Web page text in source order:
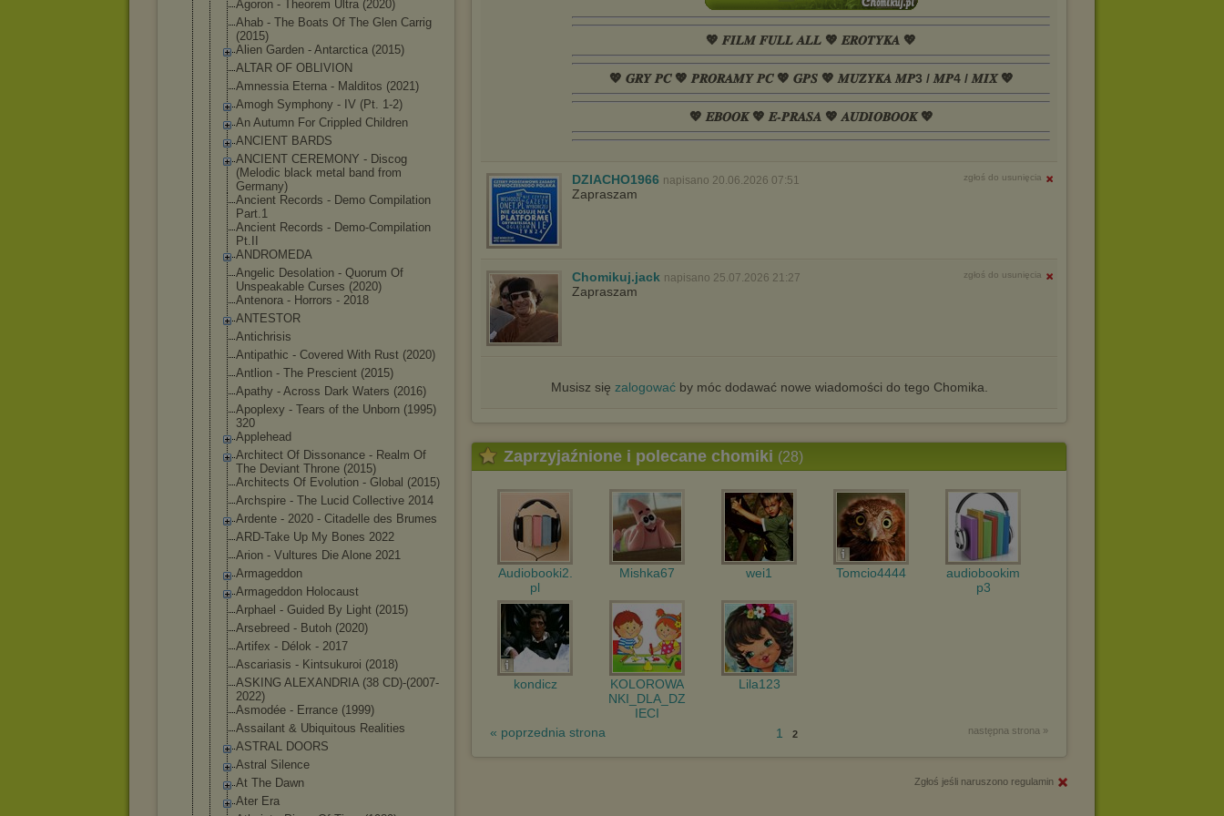
Agoron - Theorem Ultra (2020)
Ahab - The Boats Of The Glen Carrig
(2015)
Alien Garden - Antarctica (2015)
ALTAR OF OBLIVION
Amnessia Eterna - Malditos (2021)
Amogh Symphony - IV (Pt. 1-2)
An Autumn For Crippled Children
ANCIENT BARDS
ANCIENT CEREMONY - Discog
(Melodic black metal band from
Germany)
Ancient Records - Demo Compilation
Part.1
Ancient Records - Demo-Compil ation
Pt.II
ANDROMEDA
Angelic Desolation - Quorum Of
Unspeakable Curses (2020)
Antenora - Horrors - 2018
ANTESTOR
Antichrisis
Antipathic - Covered With Rust (2020)
Antlion - The Prescient (2015)
Apathy - Across Dark Waters (2016)
Apoplexy - Tears of the Unborn (1995)
320
Applehead
Architect Of Dissonance - Realm Of
The Deviant Throne (2015)
Architects Of Evolution - Global (2015)
Archspire - The Lucid Collective 2014
Ardente - 2020 - Citadelle des Brumes
ARD-Take Up My Bones 2022
Arion - Vultures Die Alone 2021
Armageddon
Armageddon Holocaust
Arphael - Guided By Light (2015)
Arsebreed - Butoh (2020)
Artifex - Délok - 2017
Ascariasis - Kintsukuroi (2018)
ASKING ALEXANDRIA (38 CD)-(2007-
2022)
Asmodée - Errance (1999)
Assailant & Ubiquitous Realities
ASTRAL DOORS
Astral Silence
At The Dawn
Ater Era
💖 𝑭𝑰𝑳𝑴 𝑭𝑼𝑳𝑳 𝑨𝑳𝑳 💖 𝑬𝑹𝑶𝑻𝒀𝑲𝑨 💖
💖 𝑮𝑹𝒀 𝑷𝑪 💖 𝑷𝑹𝑶𝑹𝑨𝑴𝒀 𝑷𝑪 💖 𝑮𝑷𝑺 💖 𝑴𝑼𝒁𝒀𝑲𝑨 𝑴𝑷3 / 𝑴𝑷4 / 𝑴𝑰𝑿 💖
💖 𝑬𝑩𝑶𝑶𝑲 💖 𝑬-𝑷𝑹𝑨𝑺𝑨 💖 𝑨𝑼𝑫𝑰𝑶𝑩𝑶𝑶𝑲 💖
DZIACHO1966 napisano 20.06.2026 07:51 zgłoś do usunięcia
Zapraszam
Chomikuj.jack napisano 25.07.2026 21:27 zgłoś do usunięcia
Zapraszam
Musisz się zalogowaćby móc dodawać nowe wiadomości do tego Chomika.
Zaprzyjaźnione i polecane chomiki (28)
Audiobooki2.
pl
Mishka67 wei1 Tomcio4444
audiobookim
p3
kondicz
KOLOROWA
NKI_DLA_DZ
IECI
Lila123
« poprzednia strona następna strona »
1 2
Zgłoś jeśli naruszono regulamin